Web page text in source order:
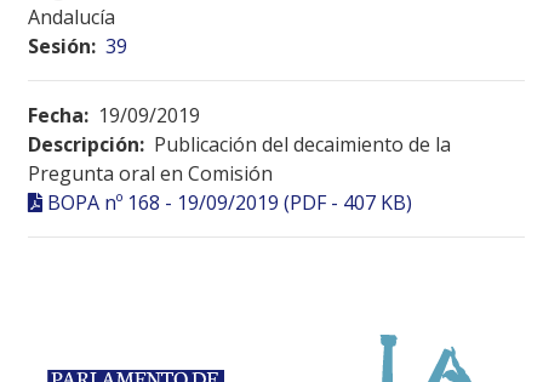
Andalucía
Sesión: 39
Fecha: 19/09/2019
Descripción: Publicación del decaimiento de la
Pregunta oral en Comisión
BOPA nº 168 - 19/09/2019 (PDF - 407 KB)